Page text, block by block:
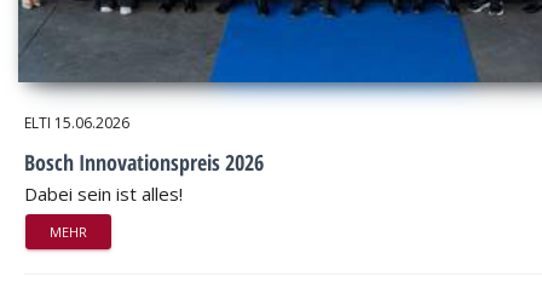
ELTI 15.06.2026
Bosch Innovationspreis 2026
Dabei sein ist alles!
MEHR